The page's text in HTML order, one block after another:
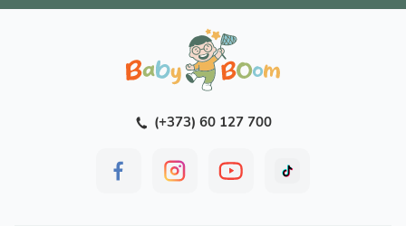
(+373) 60 127 700